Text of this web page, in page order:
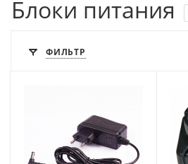
Блоки питания
ФИЛЬТР